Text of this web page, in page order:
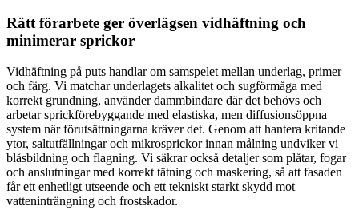
Rätt förarbete ger överlägsen vidhäftning och
minimerar sprickor
Vidhäftning på puts handlar om samspelet mellan underlag, primer
och färg. Vi matchar underlagets alkalitet och sugförmåga med
korrekt grundning, använder dammbindare där det behövs och
arbetar sprickförebyggande med elastiska, men diffusionsöppna
system när förutsättningarna kräver det. Genom att hantera kritande
ytor, saltutfällningar och mikrosprickor innan målning undviker vi
blåsbildning och flagning. Vi säkrar också detaljer som plåtar, fogar
och anslutningar med korrekt tätning och maskering, så att fasaden
får ett enhetligt utseende och ett tekniskt starkt skydd mot
vatteninträngning och frostskador.